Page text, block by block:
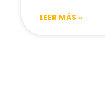
LEER MÁS »